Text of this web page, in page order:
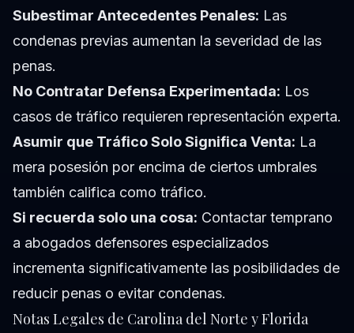
Subestimar Antecedentes Penales: Las
condenas previas aumentan la severidad de las
penas.
No Contratar Defensa Experimentada: Los
casos de tráfico requieren representación experta.
Asumir que Tráfico Solo Significa Venta: La
mera posesión por encima de ciertos umbrales
también califica como tráfico.
Si recuerda solo una cosa: Contactar temprano
a abogados defensores especializados
incrementa significativamente las posibilidades de
reducir penas o evitar condenas.
Notas Legales de Carolina del Norte y Florida